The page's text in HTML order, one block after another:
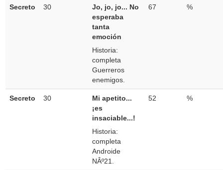
Secreto 30
Jo, jo, jo... No
esperaba
tanta
emoción
Historia:
completa
Guerreros
enemigos.
67 %
Secreto 30
Mi apetito...
¡es
insaciable...!
Historia:
completa
Androide
NÂº21.
52 %